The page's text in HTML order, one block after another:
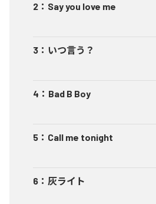
2 ： Say you love me
3 ： いつ言う？
4 ： Bad B Boy
5 ： Call me tonight
6 ： 灰ライト